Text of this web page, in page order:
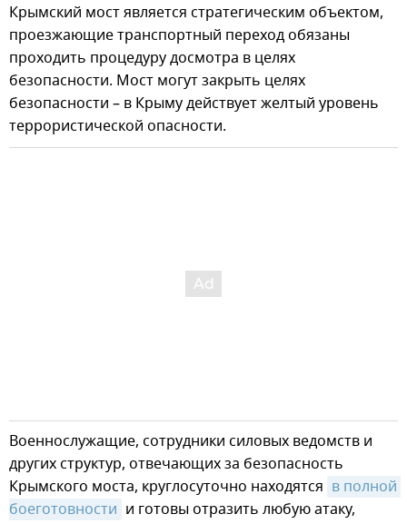
Крымский мост является стратегическим объектом,
проезжающие транспортный переход обязаны
проходить процедуру досмотра в целях
безопасности. Мост могут закрыть целях
безопасности – в Крыму действует желтый уровень
террористической опасности.
Военнослужащие, сотрудники силовых ведомств и
других структур, отвечающих за безопасность
Крымского моста, круглосуточно находятся в полной
боеготовности и готовы отразить любую атаку,